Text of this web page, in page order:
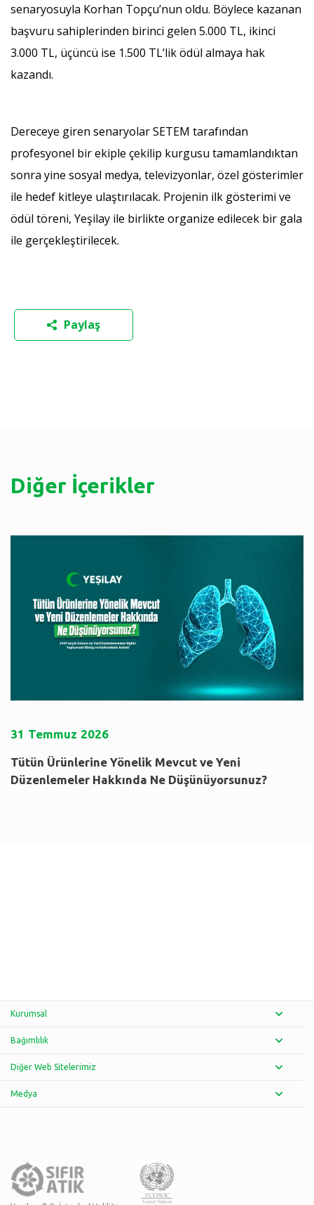
senaryosuyla Korhan Topçu’nun oldu. Böylece kazanan
başvuru sahiplerinden birinci gelen 5.000 TL, ikinci
3.000 TL, üçüncü ise 1.500 TL’lik ödül almaya hak
kazandı.
Dereceye giren senaryolar SETEM tarafından
profesyonel bir ekiple çekilip kurgusu tamamlandıktan
sonra yine sosyal medya, televizyonlar, özel gösterimler
ile hedef kitleye ulaştırılacak. Projenin ilk gösterimi ve
ödül töreni, Yeşilay ile birlikte organize edilecek bir gala
ile gerçekleştirilecek.
Paylaş
Diğer İçerikler
31 Temmuz 2026
Tütün Ürünlerine Yönelik Mevcut ve Yeni
Düzenlemeler Hakkında Ne Düşünüyorsunuz?
Kurumsal
Bağımlılık
Diğer Web Sitelerimiz
Medya